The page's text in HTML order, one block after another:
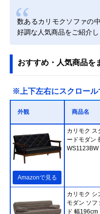
数あるカリモクソファの
好調な人気商品をご紹介
おすすめ・人気商品を
※上下左右にスクロール
外観 商品名
Amazonで見る
カリモク ス
ードモダン
WS1123BW
カリモク シ
モダン ソフ
ド 幅196cm